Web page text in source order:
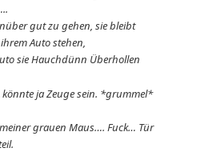
gut zu gehen, sie bleibt
Auto stehen,
sie Hauchdünn Überhollen
ja Zeuge sein. *grummel*
grauen Maus…. Fuck… Tür